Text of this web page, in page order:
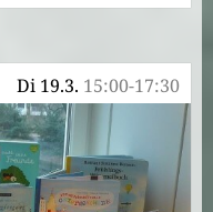
Di 19.3. 15:00-17:30